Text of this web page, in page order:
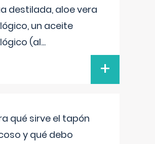
destilada, aloe vera
un aceite
(al...
+
qué sirve el tapón
y qué debo